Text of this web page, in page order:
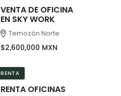
VENTA DE OFICINA
EN SKY WORK
Temozón Norte
$2,600,000 MXN
RENTA
RENTA OFICINAS